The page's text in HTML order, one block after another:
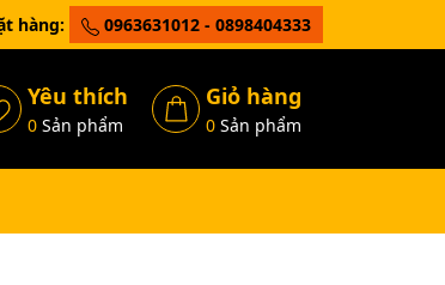
hàng: 0963631012 - 0898404333
Yêu thích
0Sản phẩm
Giỏ hàng
0Sản phẩm